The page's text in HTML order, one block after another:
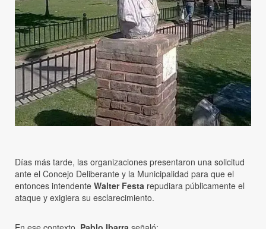
Días más tarde, las organizaciones presentaron una solicitud
ante el Concejo Deliberante y la Municipalidad para que el
entonces intendente Walter Festa repudiara públicamente el
ataque y exigiera su esclarecimiento.